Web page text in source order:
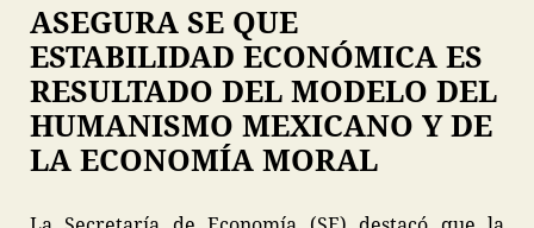
ASEGURA SE QUE
ESTABILIDAD ECONÓMICA ES
RESULTADO DEL MODELO DEL
HUMANISMO MEXICANO Y DE
LA ECONOMÍA MORAL